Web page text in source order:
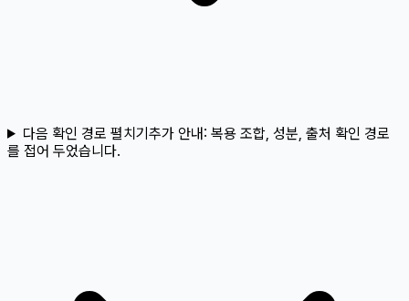
다음 확인 경로 펼치기추가 안내: 복용 조합, 성분, 출처 확인 경로
를 접어 두었습니다.